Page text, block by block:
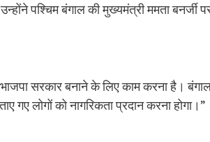
पश्चिम बंगाल की मुख्यमंत्री ममता बनर्जी
सरकार बनाने के लिए काम करना है।
लोगों को नागरिकता प्रदान करना होगा।”